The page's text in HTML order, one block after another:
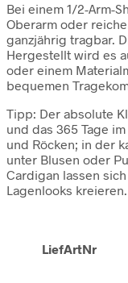
Bei einem 1/2-Arm-
Oberarm oder
ganzjährig tragbar.
Hergestellt wird es
oder einem
bequemen
Tipp: Der absolute
und das 365 Tage
und Röcken; in der
unter Blusen oder
Cardigan lassen
Lagenlooks kreieren.
LiefArtNr